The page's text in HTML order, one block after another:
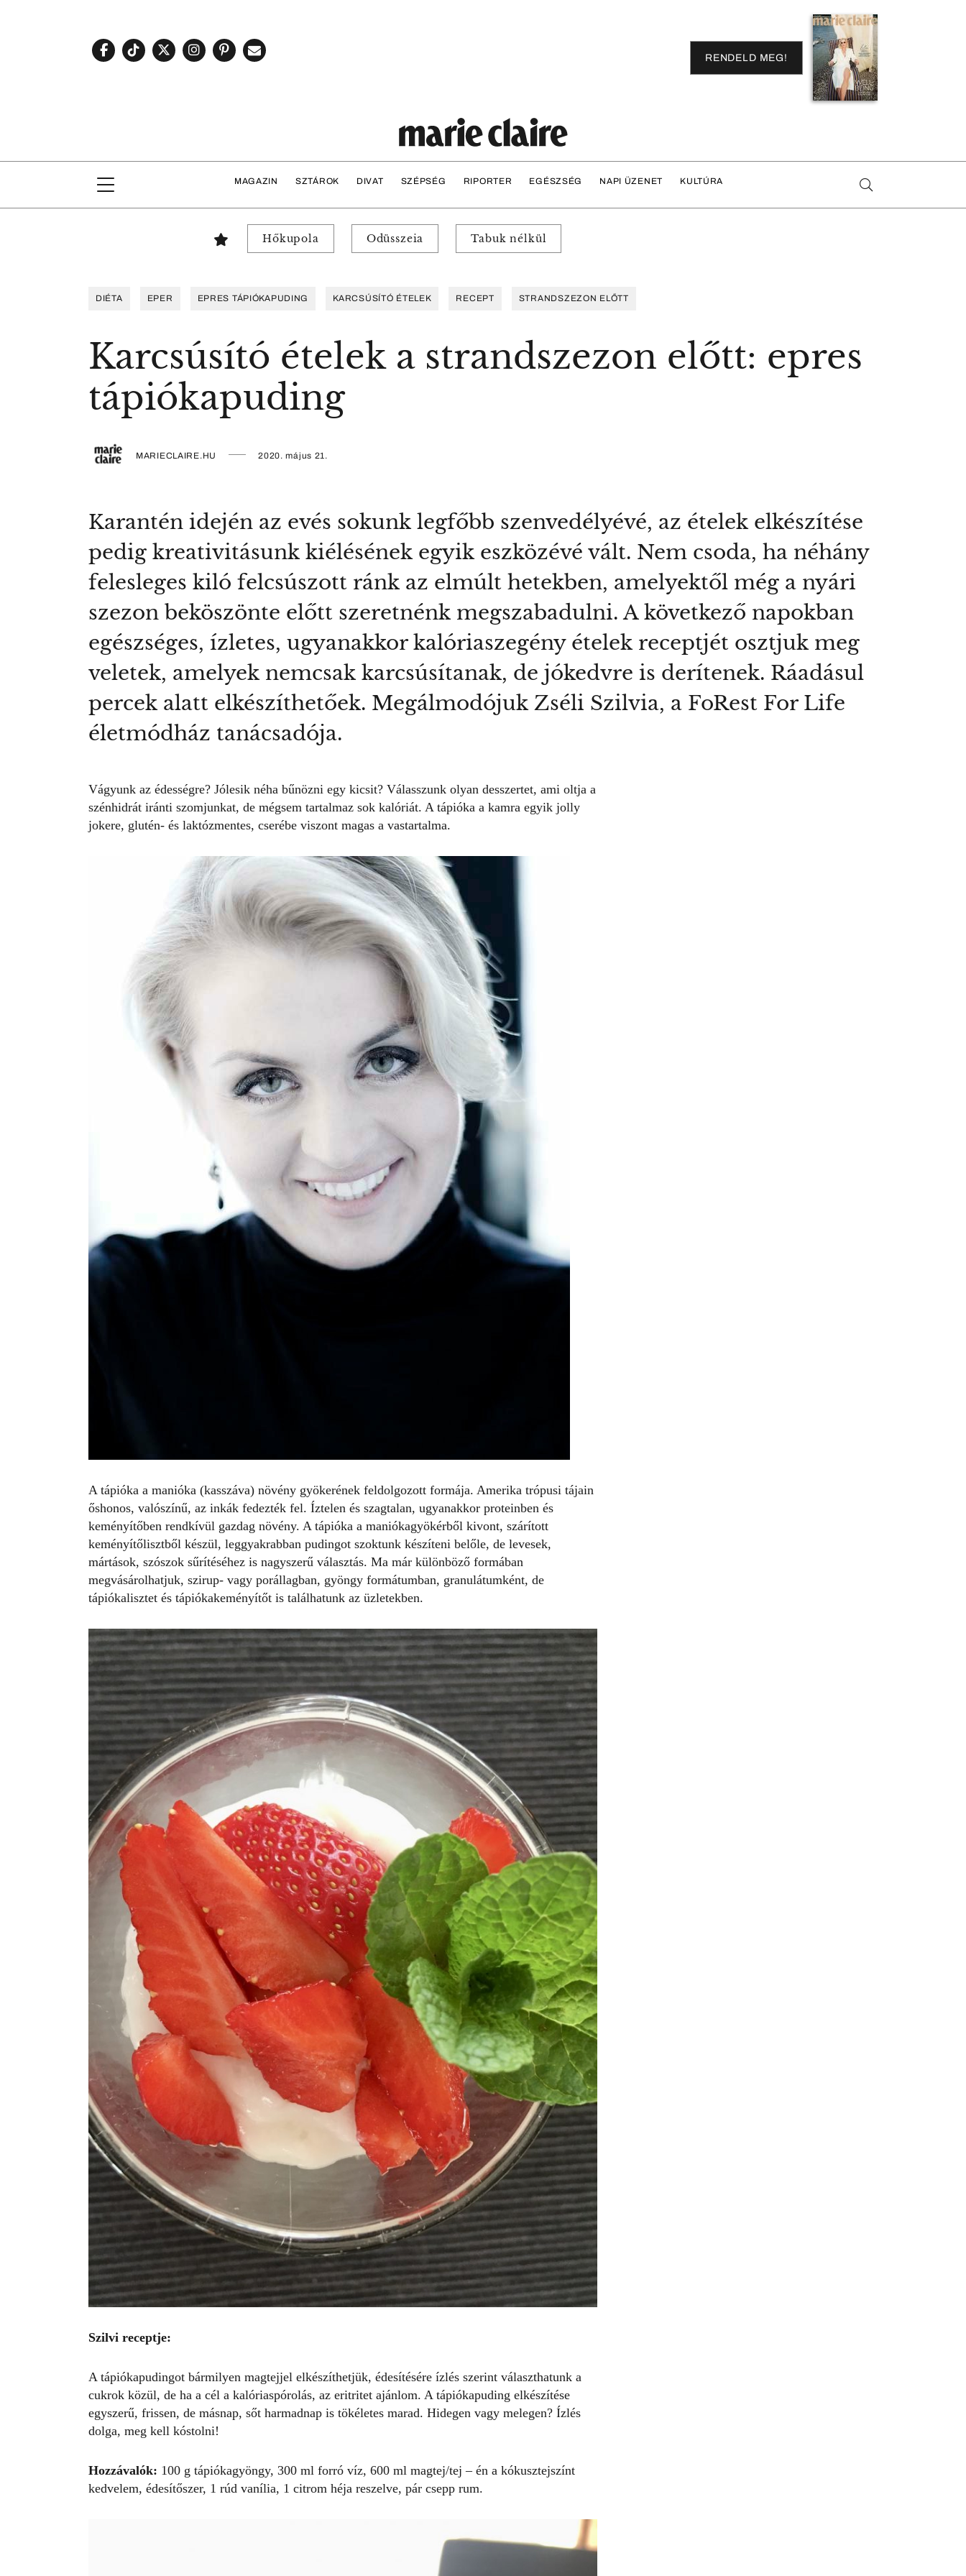
RENDELD MEG!
MAGAZIN SZTÁROK DIVAT SZÉPSÉG RIPORTER EGÉSZSÉG NAPI ÜZENET KULTÚRA
Hőkupola Odüsszeia Tabuk nélkül
DIÉTA EPER EPRES TÁPIÓKAPUDING KARCSÚSÍTÓ ÉTELEK RECEPT STRANDSZEZON ELŐTT
Karcsúsító ételek a strandszezon előtt: epres
tápiókapuding
MARIECLAIRE.HU 2020. május 21.
Karantén idején az evés sokunk legfőbb szenvedélyévé, az ételek elkészítése
pedig kreativitásunk kiélésének egyik eszközévé vált. Nem csoda, ha néhány
felesleges kiló felcsúszott ránk az elmúlt hetekben, amelyektől még a nyári
szezon beköszönte előtt szeretnénk megszabadulni. A következő napokban
egészséges, ízletes, ugyanakkor kalóriaszegény ételek receptjét osztjuk meg
veletek, amelyek nemcsak karcsúsítanak, de jókedvre is derítenek. Ráadásul
percek alatt elkészíthetőek. Megálmodójuk Zséli Szilvia, a FoRest For Life
életmódház tanácsadója.
Vágyunk az édességre? Jólesik néha bűnözni egy kicsit? Válasszunk olyan desszertet, ami oltja a
szénhidrát iránti szomjunkat, de mégsem tartalmaz sok kalóriát. A tápióka a kamra egyik jolly
jokere, glutén- és laktózmentes, cserébe viszont magas a vastartalma.
A tápióka a manióka (kasszáva) növény gyökerének feldolgozott formája. Amerika trópusi tájain
őshonos, valószínű, az inkák fedezték fel. Íztelen és szagtalan, ugyanakkor proteinben és
keményítőben rendkívül gazdag növény. A tápióka a maniókagyökérből kivont, szárított
keményítőlisztből készül, leggyakrabban pudingot szoktunk készíteni belőle, de levesek,
mártások, szószok sűrítéséhez is nagyszerű választás. Ma már különböző formában
megvásárolhatjuk, szirup- vagy porállagban, gyöngy formátumban, granulátumként, de
tápiókalisztet és tápiókakeményítőt is találhatunk az üzletekben.
Szilvi receptje:
A tápiókapudingot bármilyen magtejjel elkészíthetjük, édesítésére ízlés szerint választhatunk a
cukrok közül, de ha a cél a kalóriaspórolás, az eritritet ajánlom. A tápiókapuding elkészítése
egyszerű, frissen, de másnap, sőt harmadnap is tökéletes marad. Hidegen vagy melegen? Ízlés
dolga, meg kell kóstolni!
Hozzávalók: 100 g tápiókagyöngy, 300 ml forró víz, 600 ml magtej/tej – én a kókusztejszínt
kedvelem, édesítőszer, 1 rúd vanília, 1 citrom héja reszelve, pár csepp rum.